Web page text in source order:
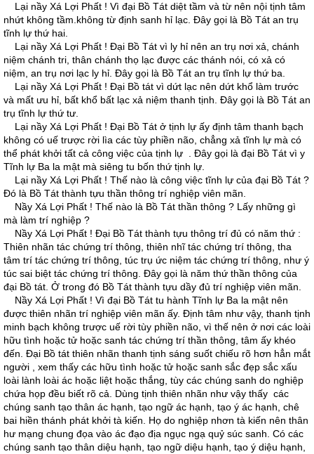
Lại nầy Xá Lợi Phất ! Vì đại Bồ Tát diệt tầm và từ nên nội tịnh tâm
nhứt không tầm.không từ định sanh hỉ lạc. Ðây gọi là Bồ Tát an trụ
tĩnh lự thứ hai.
Lại nầy Xá Lợi Phất ! Ðại Bồ Tát vì ly hỉ nên an trụ nơi xả, chánh
niệm chánh tri, thân chánh thọ lạc được các thánh nói, có xả có
niệm, an trụ nơi lạc ly hỉ. Ðây gọi là Bồ Tát an trụ tĩnh lự thứ ba.
Lại nầy Xá Lợi Phất ! Ðại Bồ tát vì dứt lạc nên dứt khổ làm trước
và mất ưu hỉ, bất khổ bất lạc xả niệm thanh tịnh. Ðây gọi là Bồ Tát an
trụ tĩnh lự thứ tư.
Lại nầy Xá Lợi Phất ! Ðại Bồ Tát ở tịnh lự ấy định tâm thanh bạch
không có uế trược rời lìa các tùy phiền não, chẳng xả tĩnh lự mà có
thể phát khởi tất cả công việc của tịnh lự . Ðây gọi là đại Bồ Tát vì y
Tĩnh lự Ba la mật mà siêng tu bốn thứ tịnh lự.
Lại nầy Xá Lợi Phất ! Thế nào là công việc tĩnh lự của đại Bồ Tát ?
Ðó là Bồ Tát thành tựu thần thông trí nghiệp viên mãn.
Nầy Xá Lợi Phất ! Thế nào là Bồ Tát thần thông ? Lấy những gì
mà làm trí nghiệp ?
Nầy Xá Lợi Phất ! Ðại Bồ Tát thành tựu thông trí đủ có năm thứ :
Thiên nhãn tác chứng trí thông, thiên nhĩ tác chứng trí thông, tha
tâm trí tác chứng trí thông, túc trụ ức niệm tác chứng trí thông, như ý
túc sai biệt tác chứng trí thông. Ðây gọi là năm thứ thần thông của
đại Bồ tát. Ở trong đó Bồ Tát thành tựu dầy đủ trí nghiệp viên mãn.
Nầy Xá Lợi Phất ! Vì đại Bồ Tát tu hành Tĩnh lự Ba la mật nên
được thiên nhãn trí nghiệp viên mãn ấy. Ðịnh tâm như vậy, thanh tịnh
minh bạch không trược uế rời tùy phiền não, vì thế nên ở nơi các loài
hữu tình hoặc tử hoặc sanh tác chứng trí thần thông, tâm ấy khéo
đến. Ðại Bồ tát thiên nhãn thanh tịnh sáng suốt chiếu rõ hơn hẳn mắt
người , xem thấy các hữu tình hoặc tử hoặc sanh sắc đẹp sắc xấu
loài lành loài ác hoặc liệt hoặc thắng, tùy các chúng sanh do nghiệp
chứa họp đều biết rõ cả. Dùng tịnh thiên nhãn như vậy thấy các
chúng sanh tạo thân ác hạnh, tạo ngữ ác hạnh, tạo ý ác hạnh, chê
bai hiền thánh phát khởi tà kiến. Họ do nghiệp nhơn tà kiến nên thân
hư mạng chung đọa vào ác đạo địa ngục ngạ quỷ súc sanh. Có các
chúng sanh tạo thân diệu hạnh, tạo ngữ diệu hạnh, tạo ý diệu hạnh,